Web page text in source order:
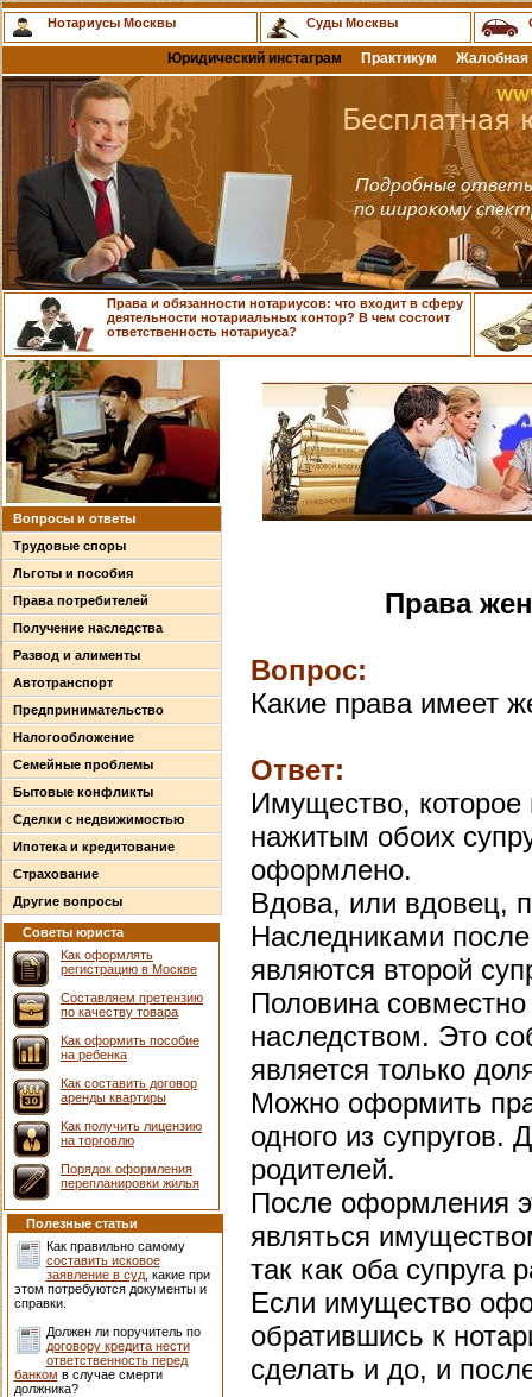
Нотариусы Москвы Суды Москвы
Юридический инстаграм Практикум Жалобная
Права и обязанности нотариусов: что входит в сферу
деятельности нотариальных контор? В чем состоит
ответственность нотариуса?
Вопросы и ответы
Трудовые споры
Льготы и пособия
Права потребителей
Получение наследства
Развод и алименты
Автотранспорт
Предпринимательство
Налогообложение
Семейные проблемы
Бытовые конфликты
Сделки с недвижимостью
Ипотека и кредитование
Страхование
Другие вопросы
Советы юриста
Как оформлять
регистрацию в Москве
Составляем претензию
по качеству товара
Как оформить пособие
на ребенка
Как составить договор
аренды квартиры
Как получить лицензию
на торговлю
Порядок оформления
перепланировки жилья
Полезные статьи
Как правильно самому
составить исковое
заявление в суд, какие при
этом потребуются документы и
справки.
Должен ли поручитель по
договору кредита нести
ответственность перед
банком в случае смерти
должника?
Права
Вопрос:
Какие права имеет
Ответ:
Имущество, которое
нажитым обоих
оформлено.
Вдова, или вдовец,
Наследниками
являются второй
Половина
наследством. Это
является только
Можно оформить
одного из супругов.
родителей.
После оформления
являться
так как оба супруга
Если имущество
обратившись к
сделать и до, и